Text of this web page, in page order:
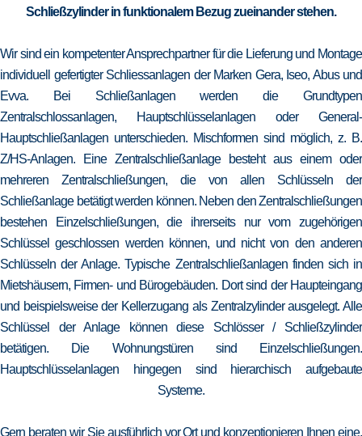
Schließzylinder in funktionalem Bezug zueinander stehen.
Wir sind ein kompetenter Ansprechpartner für die Lieferung und Montage
individuell gefertigter Schliessanlagen der Marken Gera, Iseo, Abus und
Evva. Bei Schließanlagen werden die Grundtypen
Zentralschlossanlagen, Hauptschlüsselanlagen oder General-
Hauptschließanlagen unterschieden. Mischformen sind möglich, z. B.
Z/HS-Anlagen. Eine Zentralschließanlage besteht aus einem oder
mehreren Zentralschließungen, die von allen Schlüsseln der
Schließanlage betätigt werden können. Neben den Zentralschließungen
bestehen Einzelschließungen, die ihrerseits nur vom zugehörigen
Schlüssel geschlossen werden können, und nicht von den anderen
Schlüsseln der Anlage. Typische Zentralschließanlagen finden sich in
Mietshäusern, Firmen- und Bürogebäuden. Dort sind der Haupteingang
und beispielsweise der Kellerzugang als Zentralzylinder ausgelegt. Alle
Schlüssel der Anlage können diese Schlösser / Schließzylinder
betätigen. Die Wohnungstüren sind Einzelschließungen.
Hauptschlüsselanlagen hingegen sind hierarchisch aufgebaute
Systeme.
Gern beraten wir Sie ausführlich vor Ort und konzeptionieren Ihnen eine,